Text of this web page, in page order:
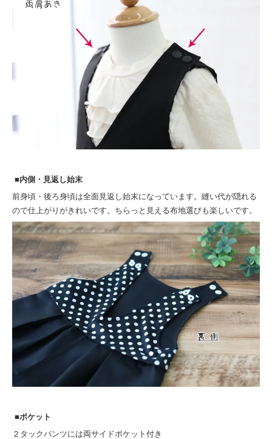
■内側・見返し始末
前身頃・後ろ身頃は全面見返し始末になっています。縫い代が隠れる
ので仕上がりがきれいです。ちらっと見える布地選びも楽しいです。
■ポケット
２タックパンツには両サイドポケット付き